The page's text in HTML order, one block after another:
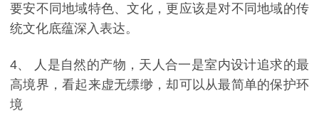
要安不同地域特色、文化，更应该是对不同地域的传
统文化底蕴深入表达。
4、 人是自然的产物，天人合一是室内设计追求的最
高境界，看起来虚无缥缈，却可以从最简单的保护环
境